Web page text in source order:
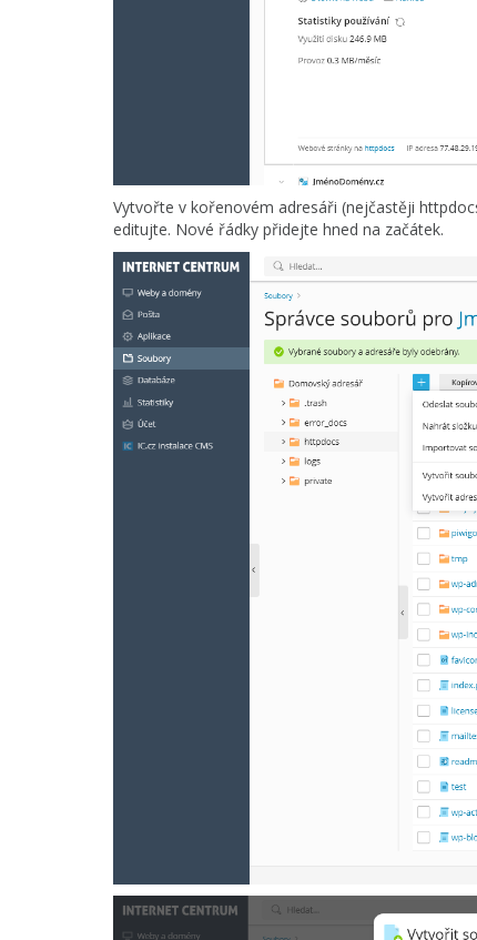
Vytvořte v kořenovém adresáři (nejčastěji
editujte. Nové řádky přidejte hned na začátek.